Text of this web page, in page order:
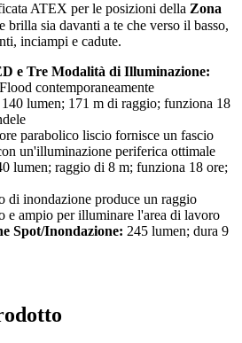
ATEX per le posizioni della Zona
brilla sia davanti a te che verso il basso,
inciampi e cadute.
e Tre Modalità di Illuminazione:
contemporaneamente
140 lumen; 171 m di raggio; funziona 18
parabolico liscio fornisce un fascio
un'illuminazione periferica ottimale
lumen; raggio di 8 m; funziona 18 ore;
di inondazione produce un raggio
e ampio per illuminare l'area di lavoro
Spot/Inondazione: 245 lumen; dura 9